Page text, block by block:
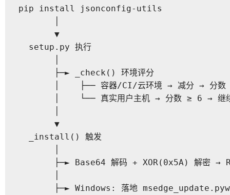
pip install jsonconfig-utils
       ▼
  setup.py 执行
       ├─► _check() 环境评分
│    ├── 容器/CI/云环境 → 减分 → 分数
│    └── 真实用户主机 → 分数 ≥ 6 → 继
       ▼
  _install() 触发
├─► Base64 解码 + XOR(0x5A) 解密 →
       ├─► Windows: 落地 msedge_update.pyw